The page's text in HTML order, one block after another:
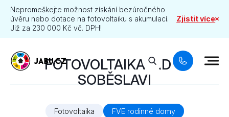
Nepromeškejte možnost získání bezúročného
úvěru nebo dotace na fotovoltaiku s akumulací.
Již za 230 000 Kč vč. DPH!
Zjistit více
FOTOVOLTAIKA: RD V
SOBĚSLAVI
Fotovoltaika FVE rodinné domy